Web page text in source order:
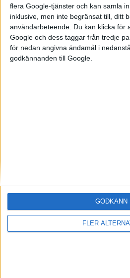
flera Google-tjänster och kan samla
inklusive, men inte begränsat till, ditt
användarbeteende. Du kan klicka för
Google och dess taggar från tredje
för nedan angivna ändamål i
godkännanden till Google.
FLER
GODKÄNN
räddningen
5 aug 2026
LFP-batteri och kiselkarbid – A2 e-
4 aug 2026
Porsches nya vd bekräftar: Eldrivna